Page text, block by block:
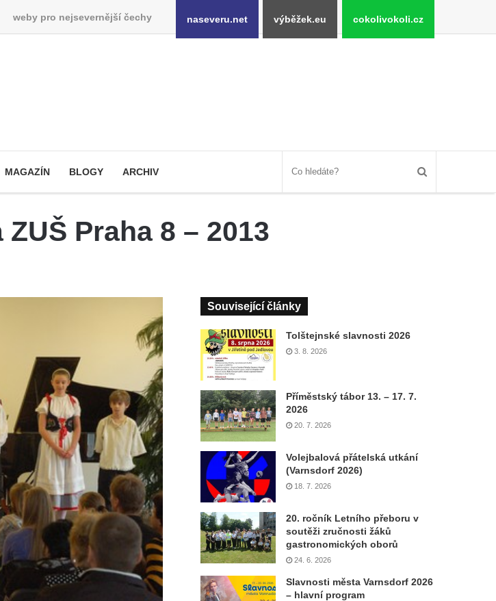
weby pro nejsevernější čechy naseveru.net výběžek.eu cokolivokoli.cz
MAGAZÍN BLOGY ARCHIV
Praha 8 – 2013
Související články
Tolštejnské slavnosti 2026
3. 8. 2026
Příměstský tábor 13. – 17. 7.
2026
20. 7. 2026
Volejbalová přátelská utkání
(Varnsdorf 2026)
18. 7. 2026
20. ročník Letního přeboru v
soutěži zručnosti žáků
gastronomických oborů
24. 6. 2026
Slavnosti města Varnsdorf 2026
– hlavní program